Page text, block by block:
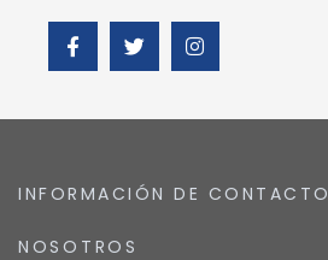
INFORMACIÓN DE CONTACTO
NOSOTROS